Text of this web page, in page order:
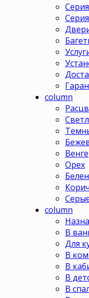
column
Венге
Орех
column
В
Для
В
В
В
В